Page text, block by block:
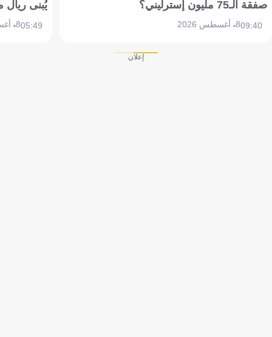
صفقة الـ75 مليون إسترليني؟
09:408 أغسطس 2026
يُبنى ريال
05:498 أغسطس 2026
إعلان